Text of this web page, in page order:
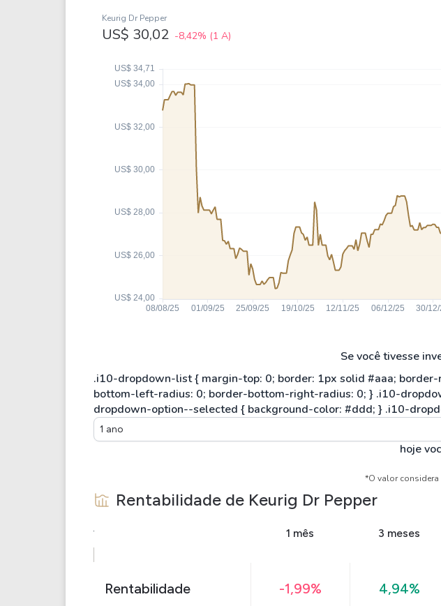
Klabin
Petrobrás
Ver todos
KNCR11
Keurig Dr Pepper
US$ 30,02 -8,42% (1 A)
Se você tivesse
1 ano
hoje
*O valor
Rentabilidade de Keurig Dr Pepper
1 mês 3 meses
Rentabilidade -1,99% 4,94%